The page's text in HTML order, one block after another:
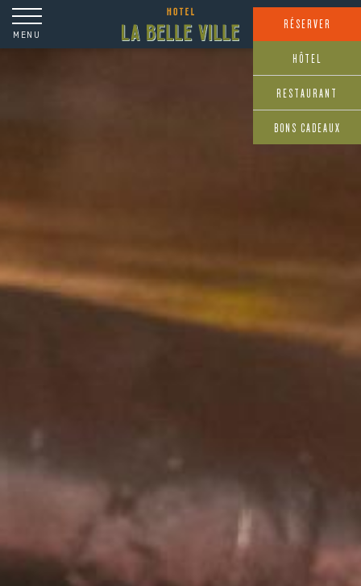
MENU
RÉSERVER
HÔTEL
RESTAURANT
BONS CADEAUX
Panneau de gestion des cookies